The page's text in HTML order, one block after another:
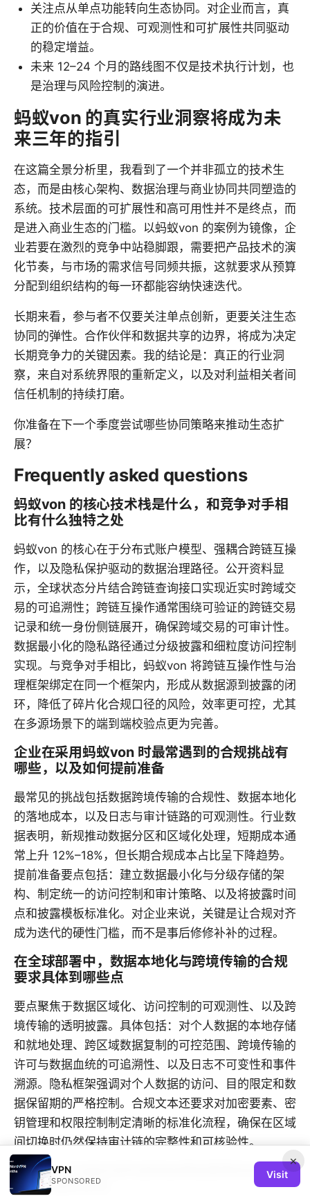
关注点从单点功能转向生态协同。对企业而言，真
正的价值在于合规、可观测性和可扩展性共同驱动
的稳定增益。
未来 12–24 个月的路线图不仅是技术执行计划，也
是治理与风险控制的演进。
蚂蚁von 的真实行业洞察将成为未
来三年的指引
在这篇全景分析里，我看到了一个并非孤立的技术生
态，而是由核心架构、数据治理与商业协同共同塑造的
系统。技术层面的可扩展性和高可用性并不是终点，而
是进入商业生态的门槛。以蚂蚁von 的案例为镜像，企
业若要在激烈的竞争中站稳脚跟，需要把产品技术的演
化节奏，与市场的需求信号同频共振，这就要求从预算
分配到组织结构的每一环都能容纳快速迭代。
长期来看，参与者不仅要关注单点创新，更要关注生态
协同的弹性。合作伙伴和数据共享的边界，将成为决定
长期竞争力的关键因素。我的结论是：真正的行业洞
察，来自对系统界限的重新定义，以及对利益相关者间
信任机制的持续打磨。
你准备在下一个季度尝试哪些协同策略来推动生态扩
展？
Frequently asked questions
蚂蚁von 的核心技术栈是什么，和竞争对手相
比有什么独特之处
蚂蚁von 的核心在于分布式账户模型、强耦合跨链互操
作，以及隐私保护驱动的数据治理路径。公开资料显
示，全球状态分片结合跨链查询接口实现近实时跨域交
易的可追溯性；跨链互操作通常围绕可验证的跨链交易
记录和统一身份侧链展开，确保跨域交易的可审计性。
数据最小化的隐私路径通过分级披露和细粒度访问控制
实现。与竞争对手相比，蚂蚁von 将跨链互操作性与治
理框架绑定在同一个框架内，形成从数据源到披露的闭
环，降低了碎片化合规口径的风险，效率更可控，尤其
在多源场景下的端到端校验点更为完善。
企业在采用蚂蚁von 时最常遇到的合规挑战有
哪些，以及如何提前准备
最常见的挑战包括数据跨境传输的合规性、数据本地化
的落地成本，以及日志与审计链路的可观测性。行业数
据表明，新规推动数据分区和区域化处理，短期成本通
常上升 12%–18%，但长期合规成本占比呈下降趋势。
提前准备要点包括：建立数据最小化与分级存储的架
构、制定统一的访问控制和审计策略、以及将披露时间
点和披露模板标准化。对企业来说，关键是让合规对齐
成为迭代的硬性门槛，而不是事后修修补补的过程。
在全球部署中，数据本地化与跨境传输的合规
要求具体到哪些点
要点聚焦于数据区域化、访问控制的可观测性、以及跨
境传输的透明披露。具体包括：对个人数据的本地存储
和就地处理、跨区域数据复制的可控范围、跨境传输的
许可与数据血统的可追溯性、以及日志不可变性和事件
溯源。隐私框架强调对个人数据的访问、目的限定和数
据保留期的严格控制。合规文本还要求对加密要素、密
钥管理和权限控制制定清晰的标准化流程，确保在区域
间切换时仍然保持审计链的完整性和可核验性。
蚂蚁von 的成本结构通常由哪些要素组成，如
何进行成本优化
×
VPN
SPONSORED
Visit